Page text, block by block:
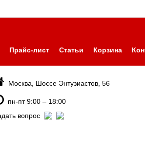
Прайс-лист Статьи Корзина
Москва, Шоссе Энтузиастов, 56
пн-пт 9:00 – 18:00
вопрос